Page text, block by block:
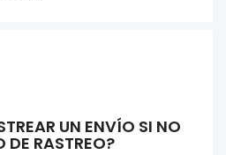
UN ENVÍO SI NO
DE RASTREO?